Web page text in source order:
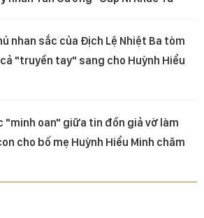
nhan sắc của Địch Lệ Nhiệt Ba tòm
"truyền tay" sang cho Huỳnh Hiểu
"minh oan" giữa tin đồn giả vờ làm
cho bố mẹ Huỳnh Hiểu Minh chăm